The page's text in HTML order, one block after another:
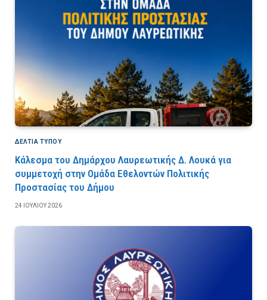
ΔΕΛΤΙΑ ΤΥΠΟΥ
Κάλεσμα του Δημάρχου Λαυρεωτικής Δ. Λουκά για
συμμετοχή στην Ομάδα Εθελοντών Πολιτικής
Προστασίας του Δήμου
24 ΙΟΥΛΊΟΥ 2026